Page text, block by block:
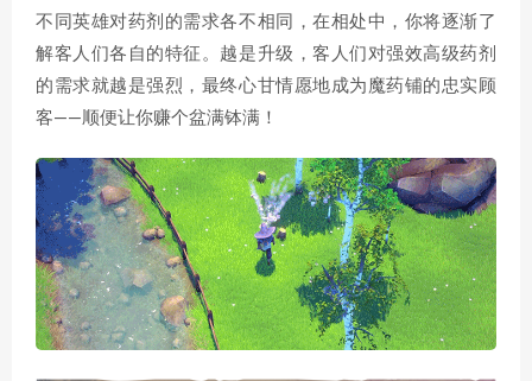
不同英雄对药剂的需求各不相同，在相处中，你将逐渐了
解客人们各自的特征。越是升级，客人们对强效高级药剂
的需求就越是强烈，最终心甘情愿地成为魔药铺的忠实顾
客——顺便让你赚个盆满钵满！